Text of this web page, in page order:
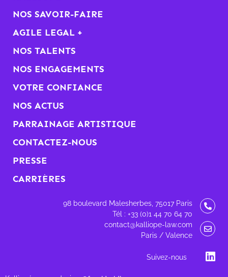
NOS SAVOIR-FAIRE
AGILE LEGAL +
NOS TALENTS
NOS ENGAGEMENTS
VOTRE CONFIANCE
NOS ACTUS
PARRAINAGE ARTISTIQUE
CONTACTEZ-NOUS
PRESSE
CARRIÈRES
98 boulevard Malesherbes, 75017 Paris
Tél : +33 (0)1 44 70 64 70
contact@kalliope-law.com
Paris / Valence
Suivez-nous